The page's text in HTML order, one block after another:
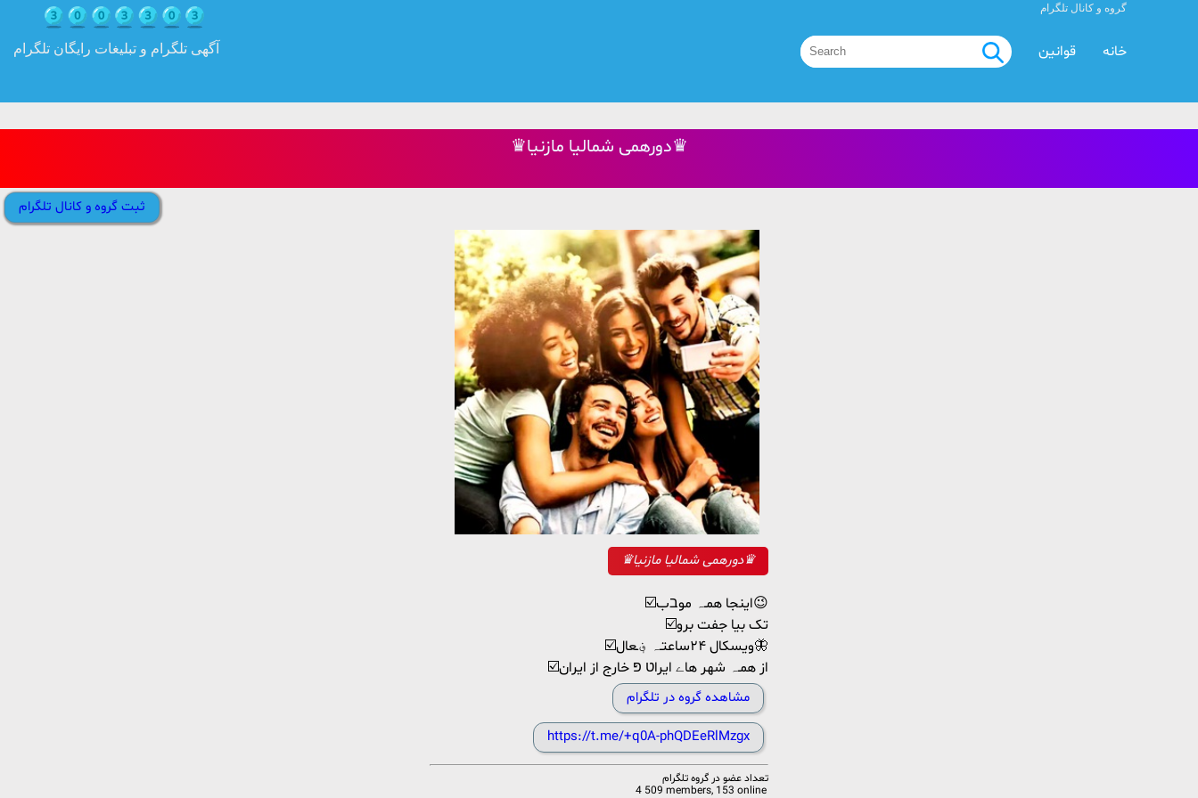
آگهی تلگرام و تبلیغات رایگان تلگرام
گروه و کانال تلگرام
قوانین خانه
♛دورهمی شمالیا مازنیا♛
ثبت گروه و کانال تلگرام
♛دورهمی شمالیا مازنیا♛
☑️اینجا همـہ موבب😉
☑️تک بیا جفت برو
☑️ویسکال ۲۴ساعتـہ ؋ـعال🦋
☑️از همـہ شهر هاے ایراט פּ خارج از ایران
مشاهده گروه در تلگرام
https://t.me/+q0A-phQDEeRlMzgx
تعداد عضو در گروه تلگرام
4 509 members, 153 online